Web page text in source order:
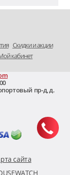
Скидки и акции
кабинет
сайта
пр-д, д.